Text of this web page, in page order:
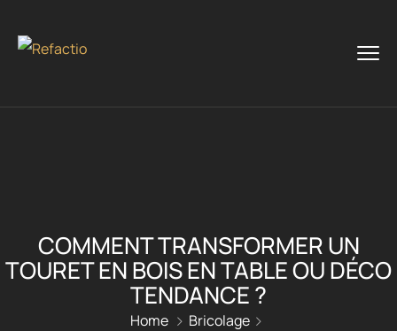
COMMENT TRANSFORMER UN
TOURET EN BOIS EN TABLE OU DÉCO
TENDANCE ?
Home
Bricolage